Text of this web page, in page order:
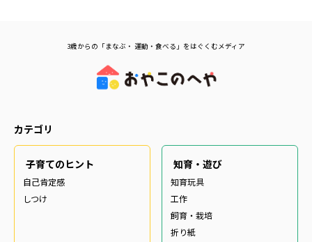
3歳からの「まなぶ・ 運動・食べる」をはぐくむメディア
カテゴリ
子育てのヒント
自己肯定感
しつけ
知育・遊び
知育玩具
工作
飼育・栽培
折り紙